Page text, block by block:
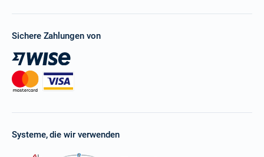
Sichere Zahlungen von
Systeme, die wir verwenden